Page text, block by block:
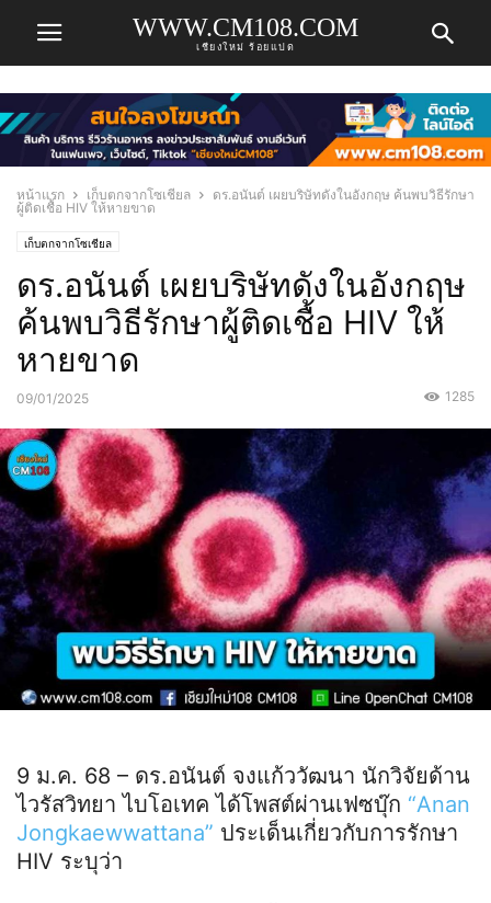
WWW.CM108.COM
เชียงใหม่ ร้อยแปด
หน้าแรก เก็บตกจากโซเชียล
ดร.อนันต์ เผยบริษัทดังในอังกฤษ ค้นพบวิธีรักษา
ผู้ติดเชื้อ HIV ให้หายขาด
เก็บตกจากโซเชียล
ดร.อนันต์ เผยบริษัทดังในอังกฤษ
ค้นพบวิธีรักษาผู้ติดเชื้อ HIV ให้
หายขาด
09/01/2025 1285
9 ม.ค. 68 – ดร.อนันต์ จงแก้ววัฒนา นักวิจัยด้าน
ไวรัสวิทยา ไบโอเทค ได้โพสต์ผ่านเฟซบุ๊ก “Anan
Jongkaewwattana” ประเด็นเกี่ยวกับการรักษา
HIV ระบุว่า